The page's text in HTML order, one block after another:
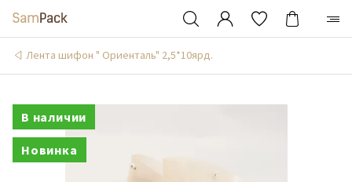
Лента шифон " Ориенталь" 2,5*10ярд.
В наличии
Новинка